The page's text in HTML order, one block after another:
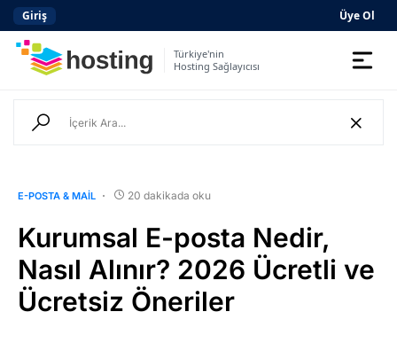
Giriş Üye Ol
Türkiye'nin
Hosting Sağlayıcısı
Domain
Hazır Site
Server
E-POSTA & MAIL 20 dakikada oku
Kurumsal E-posta Nedir,
Nasıl Alınır? 2026 Ücretli ve
Ücretsiz Öneriler